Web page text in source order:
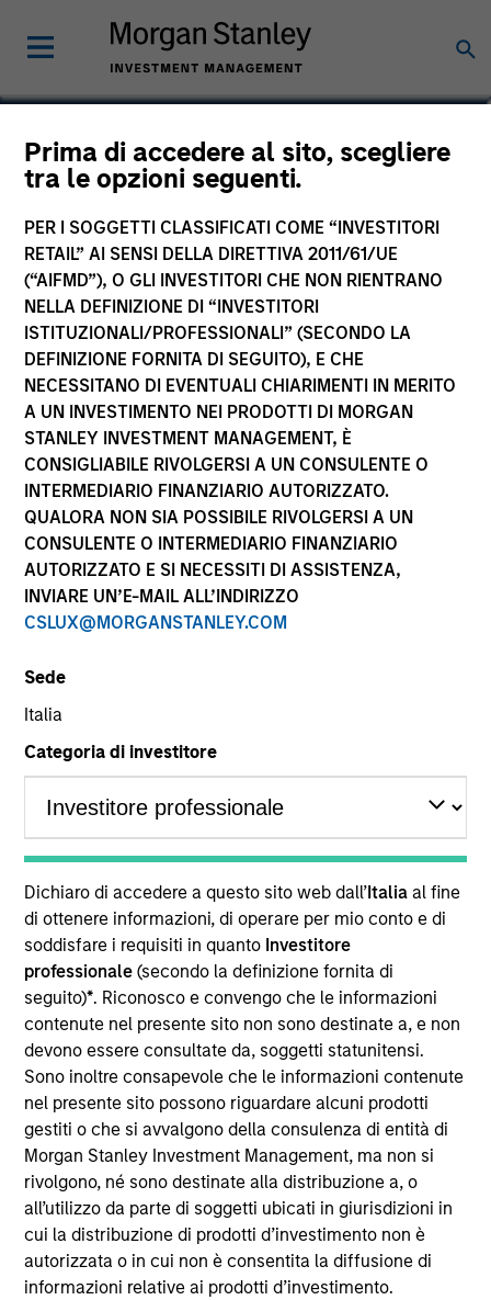
Prima di accedere al sito, scegliere
tra le opzioni seguenti.
PER I SOGGETTI CLASSIFICATI COME “INVESTITORI
RETAIL” AI SENSI DELLA DIRETTIVA 2011/61/UE
(“AIFMD”), O GLI INVESTITORI CHE NON RIENTRANO
NELLA DEFINIZIONE DI “INVESTITORI
ISTITUZIONALI/PROFESSIONALI” (SECONDO LA
DEFINIZIONE FORNITA DI SEGUITO), E CHE
NECESSITANO DI EVENTUALI CHIARIMENTI IN MERITO
A UN INVESTIMENTO NEI PRODOTTI DI MORGAN
STANLEY INVESTMENT MANAGEMENT, È
CONSIGLIABILE RIVOLGERSI A UN CONSULENTE O
INTERMEDIARIO FINANZIARIO AUTORIZZATO.
QUALORA NON SIA POSSIBILE RIVOLGERSI A UN
CONSULENTE O INTERMEDIARIO FINANZIARIO
AUTORIZZATO E SI NECESSITI DI ASSISTENZA,
INVIARE UN’E-MAIL ALL’INDIRIZZO
CSLUX@MORGANSTANLEY.COM
Sede
Italia
Categoria di investitore
Dichiaro di accedere a questo sito web dall’Italia al fine
di ottenere informazioni, di operare per mio conto e di
soddisfare i requisiti in quanto Investitore
professionale(secondo la definizione fornita di
seguito)*. Riconosco e convengo che le informazioni
contenute nel presente sito non sono destinate a, e non
devono essere consultate da, soggetti statunitensi.
Sono inoltre consapevole che le informazioni contenute
nel presente sito possono riguardare alcuni prodotti
gestiti o che si avvalgono della consulenza di entità di
Morgan Stanley Investment Management, ma non si
rivolgono, né sono destinate alla distribuzione a, o
all’utilizzo da parte di soggetti ubicati in giurisdizioni in
cui la distribuzione di prodotti d’investimento non è
autorizzata o in cui non è consentita la diffusione di
informazioni relative ai prodotti d’investimento.
Calvin White
Executive Director
YEARS OF INDUSTRY EXPERIENCE
16 Years
Morgan Stanley Energy Partners
Calvin White is an Executive Director of Morgan
Stanley and is based in Houston, Texas. Mr. White
joined Morgan Stanley in 2010 and returned to the
Firm in 2016 after completing graduate school.
From 2012 to 2014, Mr. White was an Associate at
Morgan Stanley Capital Partners (MSCP), and from
2010 to 2012 he worked as an Analyst in the Oil and
Gas Group of the Firm’s Investment Banking
Division. He serves on the Board of Directors of
Presidio Petroleum and Durango Midstream, both
current Morgan Stanley Energy Partners (MSEP)
portfolio companies. Mr. White holds an HBA from
the Richard Ivey School of Business at the